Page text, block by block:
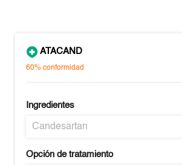
ATACAND
60%conformidad
Ingredientes
Candesartan
Opción de tratamiento